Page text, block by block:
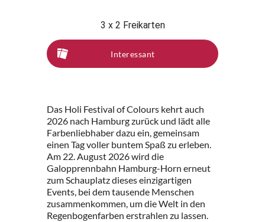
3 x 2 Freikarten
Interessant
Das Holi Festival of Colours kehrt auch
2026 nach Hamburg zurück und lädt alle
Farbenliebhaber dazu ein, gemeinsam
einen Tag voller buntem Spaß zu erleben.
Am 22. August 2026 wird die
Galopprennbahn Hamburg-Horn erneut
zum Schauplatz dieses einzigartigen
Events, bei dem tausende Menschen
zusammenkommen, um die Welt in den
Regenbogenfarben erstrahlen zu lassen.